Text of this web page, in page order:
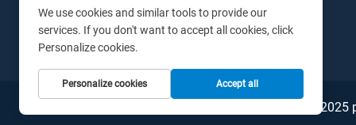
Droits d'auteur © 2025
We use cookies and similar tools to provide our
services. If you don't want to accept all cookies, click
Personalize cookies.
Personalize cookies Accept all